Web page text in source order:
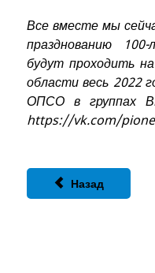
Все вместе мы
празднованию
будут проходить
области весь 2022
ОПСО в группах
https://vk.com/
Назад